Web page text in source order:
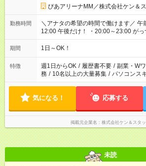
ぴあアリーナMM／株式会社ケン＆
勤務時間
＼アナタの希望の時間で働けます／ 午前中だけ！ ・7:00～
12:00 午後だけ！ ・20:00～23:00 がっつり！ ・6:30～23:00 ・
12:00～21:00 ・16:00～翌8:00 …etc ※時間曜日イベントによ
り異なります。
期間 1日～OK！
特徴 週1日からOK / 履歴書不要 / 副業・W
務 / 10名以上の大量募集 / パソコンス
気になる！ 応募する
掲載元企業名 株式会社ケン＆スタ
未読